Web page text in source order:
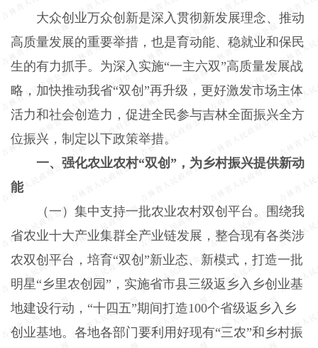
大众创业万众创新是深入贯彻新发展理念、推动
高质量发展的重要举措，也是育动能、稳就业和保民
生的有力抓手。为深入实施“一主六双”高质量发展战
略，加快推动我省“双创”再升级，更好激发市场主体
活力和社会创造力，促进全民参与吉林全面振兴全方
位振兴，制定以下政策举措。
一、强化农业农村“双创”，为乡村振兴提供新动
能
（一）集中支持一批农业农村双创平台。围绕我
省农业十大产业集群全产业链发展，整合现有各类涉
农双创平台，培育“双创”新业态、新模式，打造一批
明星“乡里农创园”，实施省市县三级返乡入乡创业基
地建设行动，“十四五”期间打造100个省级返乡入乡
创业基地。各地各部门要利用好现有“三农”和乡村振